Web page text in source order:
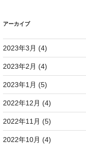
アーカイブ
2023年3月 (4)
2023年2月 (4)
2023年1月 (5)
2022年12月 (4)
2022年11月 (5)
2022年10月 (4)